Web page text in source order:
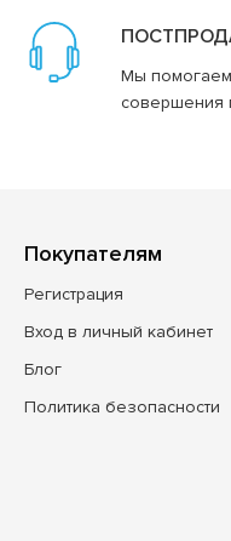
Мы помогаем
совершения
Покупателям
Регистрация
Вход в личный кабинет
Блог
Политика безопасности